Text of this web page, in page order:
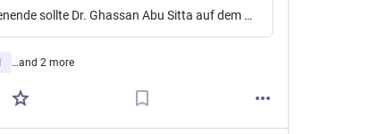
Vergangenes Wochenende sollte Dr. Ghassan Abu Sitta auf dem Palästina-Kongress in Berlin als Sprecher auftreten. Er wurde daran gehindert
…and 2 more